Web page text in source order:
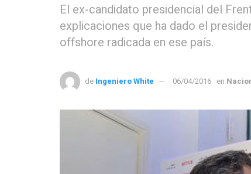
El ex-candidato presidencial del
explicaciones que ha dado el
offshore radicada en ese país.
de Ingeniero White 06/04/2016 en